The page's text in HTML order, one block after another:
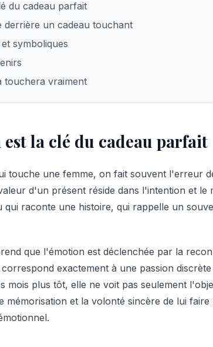
du cadeau parfait
derrière un cadeau touchant
symboliques
touchera vraiment
la clé du cadeau parfait
touche une femme, on fait souvent l'erreur
d'un présent réside dans l'intention et le
qui raconte une histoire, qui rappelle un
que l'émotion est déclenchée par la
exactement à une passion
mois plus tôt, elle ne voit pas seulement
et la volonté sincère de lui faire